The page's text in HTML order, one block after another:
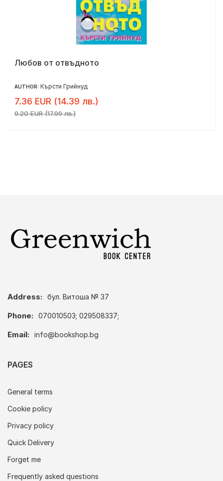
Любов от отвъдното
AUTHOR: Кърсти Грийнуд
7.36 EUR (14.39 лв.)
9.20 EUR (17.99 лв.)
Address: бул. Витоша № 37
Phone: 070010503; 029508337;
Email: info@bookshop.bg
PAGES
General terms
Cookie policy
Privacy policy
Quick Delivery
Forget me
Frequently asked questions